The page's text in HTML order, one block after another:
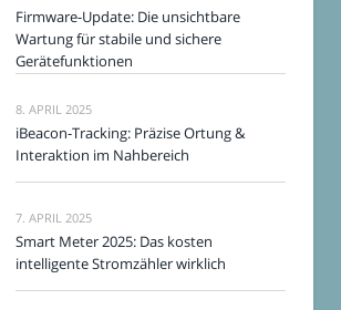
Firmware-Update: Die unsichtbare
Wartung für stabile und sichere
Gerätefunktionen
8. APRIL 2025
iBeacon-Tracking: Präzise Ortung &
Interaktion im Nahbereich
7. APRIL 2025
Smart Meter 2025: Das kosten
intelligente Stromzähler wirklich